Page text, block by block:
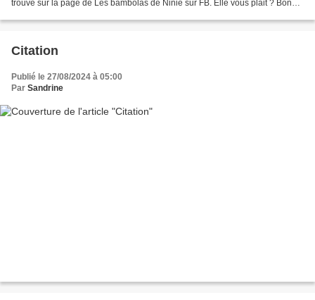
trouve sur la page de Les bambolas de Ninie sur FB. Elle vous plait ? Bonne
Citation
Publié le 27/08/2024 à 05:00
Par Sandrine